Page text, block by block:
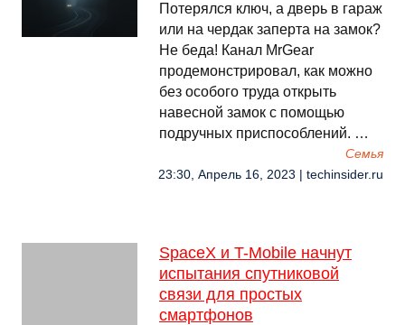
Потерялся ключ, а дверь в гараж
или на чердак заперта на замок?
Не беда! Канал MrGear
продемонстрировал, как можно
без особого труда открыть
навесной замок с помощью
подручных приспособлений. …
Семья
23:30, Апрель 16, 2023 | techinsider.ru
SpaceX и T-Mobile начнут
испытания спутниковой
связи для простых
смартфонов